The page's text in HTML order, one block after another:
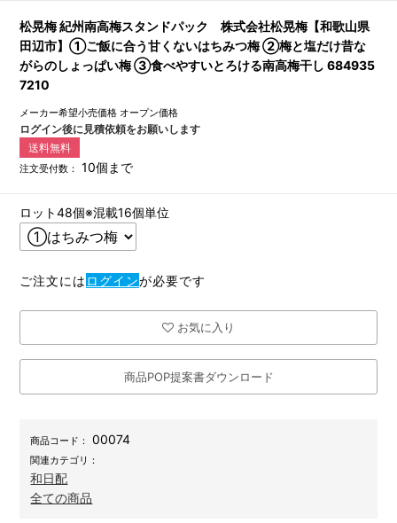
松晃梅 紀州南高梅スタンドパック 株式会社松晃梅【和歌山県
田辺市】①ご飯に合う甘くないはちみつ梅 ②梅と塩だけ昔な
がらのしょっぱい梅 ③食べやすいとろける南高梅干し 684935
7210
メーカー希望小売価格 オープン価格
ログイン後に見積依頼をお願いします
送料無料
注文受付数： 10個まで
ロット48個※混載16個単位
ご注文には ログインが必要です
お気に入り
商品POP提案書ダウンロード
商品コード： 00074
関連カテゴリ：
和日配
全ての商品